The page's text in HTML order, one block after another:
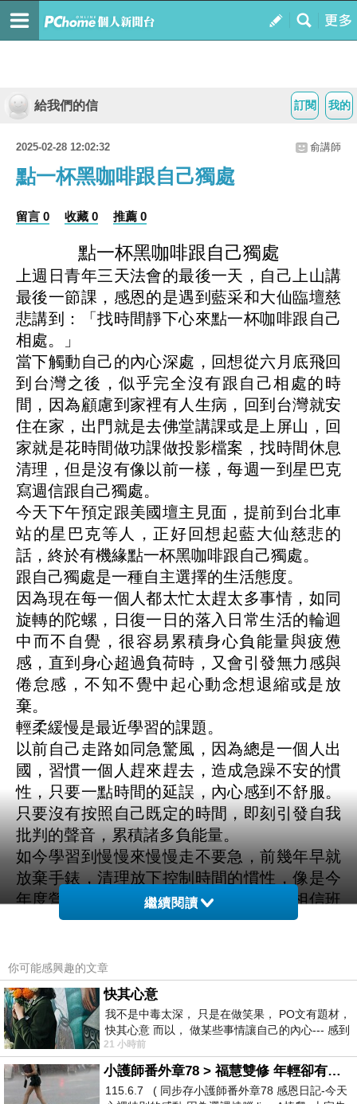
我的
訂閱
給我們的信
2025-02-28 12:02:32 俞講師
點一杯黑咖啡跟自己獨處
留言 0 收藏 0 推薦 0
點一杯黑咖啡跟自己獨處
上週日青年三天法會的最後一天，自己上山講
最後一節課，感恩的是遇到藍采和大仙臨壇慈
悲講到：「找時間靜下心來點一杯咖啡跟自己
相處。」
當下觸動自己的內心深處，回想從六月底飛回
到台灣之後，似乎完全沒有跟自己相處的時
間，因為顧慮到家裡有人生病，回到台灣就安
住在家，出門就是去佛堂講課或是上屏山，回
家就是花時間做功課做投影檔案，找時間休息
清理，但是沒有像以前一樣，每週一到星巴克
寫週信跟自己獨處。
今天下午預定跟美國壇主見面，提前到台北車
站的星巴克等人，正好回想起藍大仙慈悲的
話，終於有機緣點一杯黑咖啡跟自己獨處。
跟自己獨處是一種自主選擇的生活態度。
因為現在每一個人都太忙太趕太多事情，如同
旋轉的陀螺，日復一日的落入日常生活的輪迴
中而不自覺，很容易累積身心負能量與疲憊
感，直到身心超過負荷時，又會引發無力感與
倦怠感，不知不覺中起心動念想退縮或是放
棄。
輕柔緩慢是最近學習的課題。
以前自己走路如同急驚風，因為總是一個人出
國，習慣一個人趕來趕去，造成急躁不安的慣
性，只要一點時間的延誤，內心感到不舒服。
只要沒有按照自己既定的時間，即刻引發自我
批判的聲音，累積諸多負能量。
如今學習到慢慢來慢慢走不要急，前幾年早就
放棄手錶，清理放下控制時間的慣性，像是今
年度營隊的流程延誤時，自己還是選擇相信班
導的掌控時間，相信上天有最美好的安排。
品，刻意的提醒自己慢慢走不要急，走了一圈
回到家裡已經一個多小時，表面上花費很多時
間，但是完全沒有疲憊感，因為輕柔緩慢的行
走，消耗的能量非常有限。
韓大仙慈悲：「只要有信心就看到曙光。」
這一句話帶給自己很強大的正能量。
因為從疫情結束之後，表面上好像凡事恢復正
繼續閱讀
你可能感興趣的文章
快其心意
我不是中毒太深， 只是在做笑果， PO文有題材，
快其心意 而以， 做某些事情讓自己的內心--- 感到
愉快。
21 小時前
小護師番外章78 > 福慧雙修 年輕卻有個老靈魂 ㄑ金剛經〉podcast
115.6.7 ( 同步存小護師番外章78 感恩日記-今天